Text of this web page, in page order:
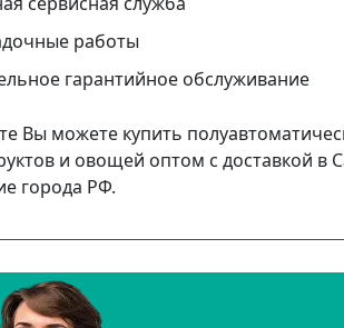
работы
гарантийное обслуживание
Вы можете купить
и овощей оптом с доставкой в
города РФ.